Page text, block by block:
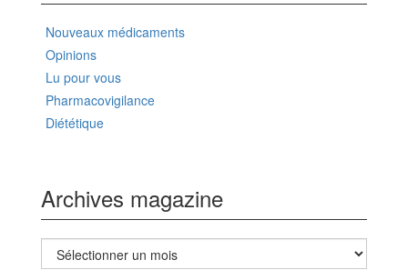
Nouveaux médicaments
Opinions
Lu pour vous
Pharmacovigilance
Diététique
Archives magazine
Archives
magazine